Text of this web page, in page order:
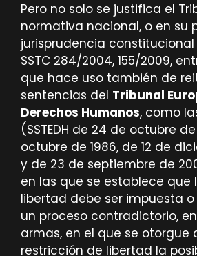
Pero no solo se justifica el
normativa nacional, o en su
jurisprudencia
SSTC 284/2004, 155/2009,
que hace uso también de
sentencias del Tribunal
Derechos Humanos, como
(SSTEDH de 24 de octubre de
octubre de 1986, de 12 de
y de 23 de septiembre de
en las que se establece que
libertad debe ser impuesta
un proceso contradictorio,
armas, en el que se otorgue
restricción de libertad la